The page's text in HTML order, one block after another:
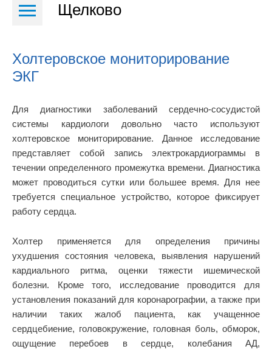
Щелково
Холтеровское мониторирование
ЭКГ
Для диагностики заболеваний сердечно-сосудистой
системы кардиологи довольно часто используют
холтеровское мониторирование. Данное исследование
представляет собой запись электрокардиограммы в
течении определенного промежутка времени. Диагностика
может проводиться сутки или большее время. Для нее
требуется специальное устройство, которое фиксирует
работу сердца.
Холтер применяется для определения причины
ухудшения состояния человека, выявления нарушений
кардиального ритма, оценки тяжести ишемической
болезни. Кроме того, исследование проводится для
установления показаний для коронарографии, а также при
наличии таких жалоб пациента, как учащенное
сердцебиение, головокружение, головная боль, обморок,
ощущение перебоев в сердце, колебания АД,